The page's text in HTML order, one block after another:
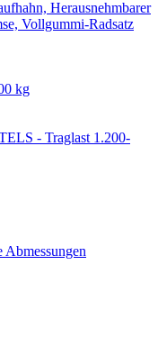
kg
- Traglast 1.200-
Abmessungen